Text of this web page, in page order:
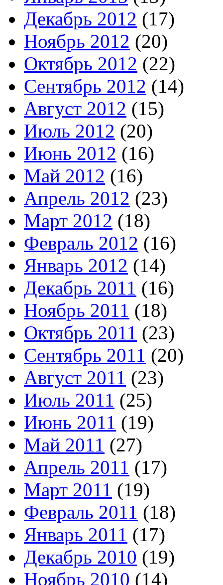
Декабрь 2012 (17)
Ноябрь 2012 (20)
Октябрь 2012 (22)
Сентябрь 2012 (14)
Август 2012 (15)
Июль 2012 (20)
Июнь 2012 (16)
Май 2012 (16)
Апрель 2012 (23)
Март 2012 (18)
Февраль 2012 (16)
Январь 2012 (14)
Декабрь 2011 (16)
Ноябрь 2011 (18)
Октябрь 2011 (23)
Сентябрь 2011 (20)
Август 2011 (23)
Июль 2011 (25)
Июнь 2011 (19)
Май 2011 (27)
Апрель 2011 (17)
Март 2011 (19)
Февраль 2011 (18)
Январь 2011 (17)
Декабрь 2010 (19)
Ноябрь 2010 (14)